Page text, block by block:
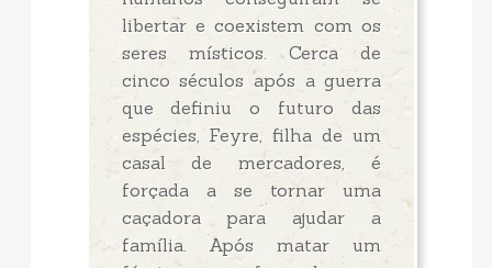
libertar e coexistem com os
seres místicos. Cerca de
cinco séculos após a guerra
que definiu o futuro das
espécies, Feyre, filha de um
casal de mercadores, é
forçada a se tornar uma
caçadora para ajudar a
família. Após matar um